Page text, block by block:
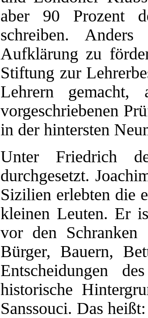
aber 90 Prozent
schreiben.
Aufklärung zu
Stiftung zur
Lehrern
vorgeschriebenen
in der hintersten
Unter Friedrich
durchgesetzt.
Sizilien erlebten die
kleinen Leuten. Er
vor den
Bürger, Bauern,
Entscheidungen
historische
Sanssouci. Das heißt: